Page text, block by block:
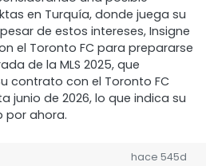
en Turquía, donde juega su
de estos intereses, Insigne
el Toronto FC para prepararse
de la MLS 2025, que
contrato con el Toronto FC
junio de 2026, lo que indica su
por ahora.
hace 545d